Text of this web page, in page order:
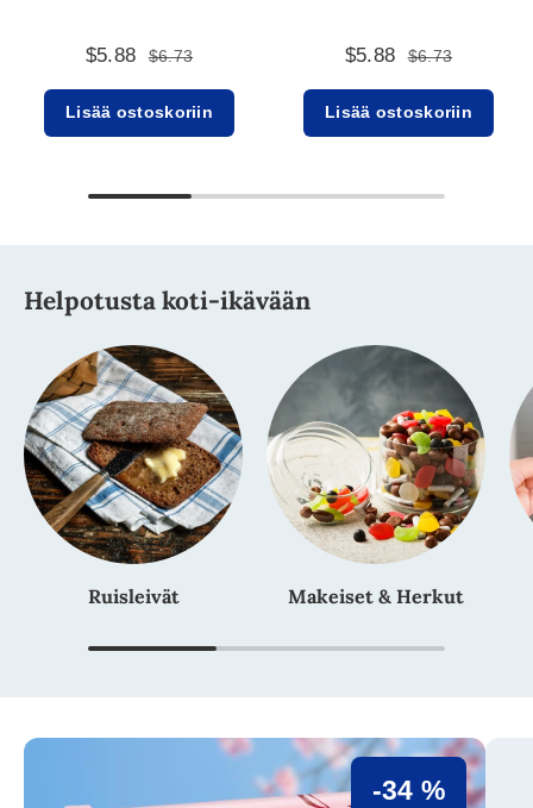
$5.88 $6.73
Lisää ostoskoriin
$5.88 $6.73
Lisää ostoskoriin
Helpotusta koti-ikävään
Ruisleivät Makeiset & Herkut
-34 %